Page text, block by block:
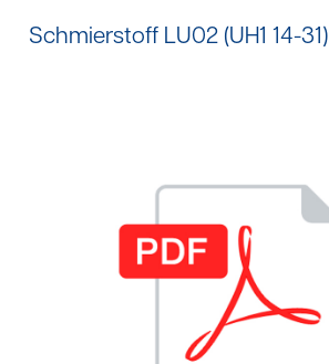
Schmierstoff LU02 (UH1 14-31)